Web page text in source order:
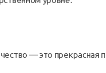
— это